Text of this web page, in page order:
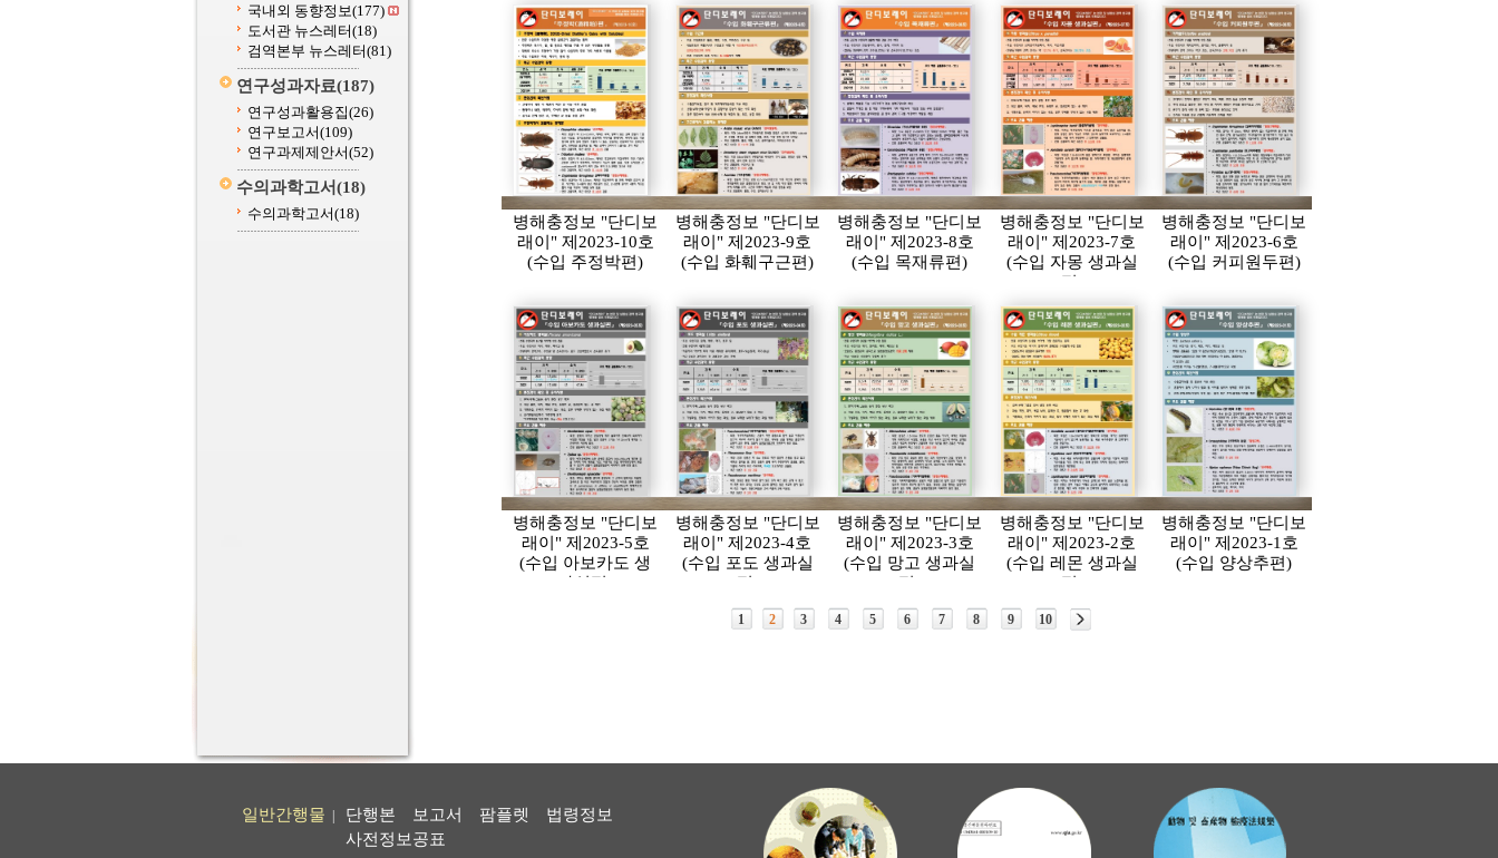
국내외 동향정보(177)
도서관 뉴스레터(18)
검역본부 뉴스레터(81)
연구성과자료(187)
연구성과활용집(26)
연구보고서(109)
연구과제제안서(52)
수의과학고서(18)
수의과학고서(18)
병해충정보 "단디보
래이" 제2023-10호
(수입 주정박편)
병해충정보 "단디보
래이" 제2023-9호
(수입 화훼구근편)
병해충정보 "단디보
래이" 제2023-8호
(수입 목재류편)
병해충정보 "단디보
래이" 제2023-7호
(수입 자몽 생과실
편)
병해충정보 "단디보
래이" 제2023-6호
(수입 커피원두편)
병해충정보 "단디보
래이" 제2023-5호
(수입 아보카도 생
과실편)
병해충정보 "단디보
래이" 제2023-4호
(수입 포도 생과실
편)
병해충정보 "단디보
래이" 제2023-3호
(수입 망고 생과실
편)
병해충정보 "단디보
래이" 제2023-2호
(수입 레몬 생과실
편)
병해충정보 "단디보
래이" 제2023-1호
(수입 양상추편)
1 2 3 4 5 6 7 8 9 10
일반간행물 단행본 보고서 팜플렛
법령정보
사전정보공표